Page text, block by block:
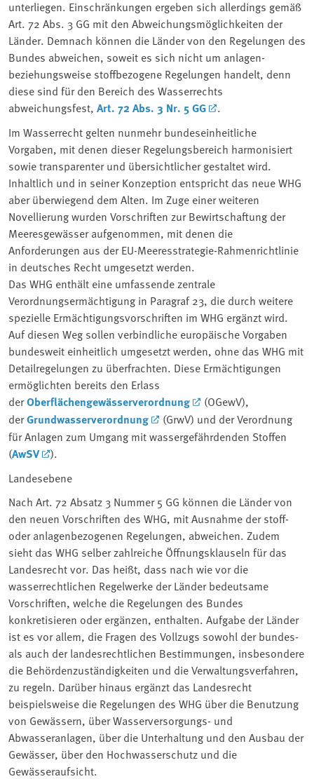
unterliegen. Einschränkungen ergeben sich allerdings gemäß
Art. 72 Abs. 3 GG mit den Abweichungsmöglichkeiten der
Länder. Demnach können die Länder von den Regelungen des
Bundes abweichen, soweit es sich nicht um anlagen-
beziehungsweise stoffbezogene Regelungen handelt, denn
diese sind für den Bereich des Wasserrechts
abweichungsfest, Art. 72 Abs. 3 Nr. 5 GG
.
Im Wasserrecht gelten nunmehr bundeseinheitliche
Vorgaben, mit denen dieser Regelungsbereich harmonisiert
sowie transparenter und übersichtlicher gestaltet wird.
Inhaltlich und in seiner Konzeption entspricht das neue WHG
aber überwiegend dem Alten. Im Zuge einer weiteren
Novellierung wurden Vorschriften zur Bewirtschaftung der
Meeresgewässer aufgenommen, mit denen die
Anforderungen aus der EU-Meeresstrategie-Rahmenrichtlinie
in deutsches Recht umgesetzt werden.
Das WHG enthält eine umfassende zentrale
Verordnungsermächtigung in Paragraf 23, die durch weitere
spezielle Ermächtigungsvorschriften im WHG ergänzt wird.
Auf diesen Weg sollen verbindliche europäische Vorgaben
bundesweit einheitlich umgesetzt werden, ohne das WHG mit
Detailregelungen zu überfrachten. Diese Ermächtigungen
ermöglichten bereits den Erlass
derOberflächengewässerverordnung
(OGewV),
derGrundwasserverordnung
(GrwV) und der Verordnung
für Anlagen zum Umgang mit wassergefährdenden Stoffen
(AwSV
).
Landesebene
Nach Art. 72 Absatz 3 Nummer 5 GG können die Länder von
den neuen Vorschriften des WHG, mit Ausnahme der stoff-
oder anlagenbezogenen Regelungen, abweichen. Zudem
sieht das WHG selber zahlreiche Öffnungsklauseln für das
Landesrecht vor. Das heißt, dass nach wie vor die
wasserrechtlichen Regelwerke der Länder bedeutsame
Vorschriften, welche die Regelungen des Bundes
konkretisieren oder ergänzen, enthalten. Aufgabe der Länder
ist es vor allem, die Fragen des Vollzugs sowohl der bundes-
als auch der landesrechtlichen Bestimmungen, insbesondere
die Behördenzuständigkeiten und die Verwaltungsverfahren,
zu regeln. Darüber hinaus ergänzt das Landesrecht
beispielsweise die Regelungen des WHG über die Benutzung
von Gewässern, über Wasserversorgungs- und
Abwasseranlagen, über die Unterhaltung und den Ausbau der
Gewässer, über den Hochwasserschutz und die
Gewässeraufsicht.